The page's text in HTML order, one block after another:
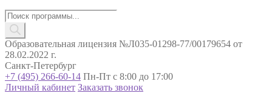
Поиск
товаров
Образовательная лицензия №Л035-01298-77/00179654 от
28.02.2022 г.
Санкт-Петербург
+7 (495) 266-60-14 Пн-Пт с 8:00 до 17:00
Личный кабинет Заказать звонок